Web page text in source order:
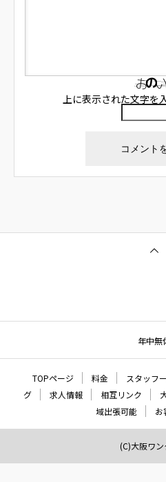
上に表示された文字を
年中無
TOPページ 料金 スタッフ
グ
求人情報 相互リンク
域出張可能
お
(C)大阪ワン